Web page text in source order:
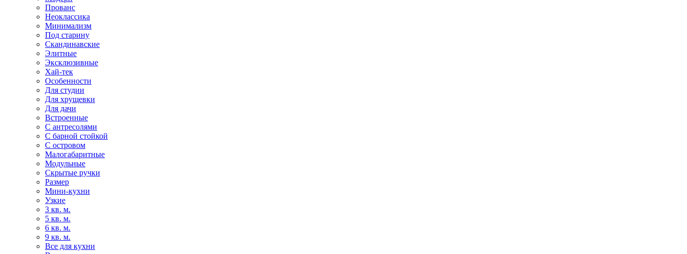
Прованс
Неоклассика
Минимализм
Под старину
Скандинавские
Элитные
Эксклюзивные
Хай-тек
Особенности
Для студии
Для хрущевки
Для дачи
Встроенные
С антресолями
С барной стойкой
С островом
Малогабаритные
Модульные
Скрытые ручки
Размер
Мини-кухни
Узкие
3 кв. м.
5 кв. м.
6 кв. м.
9 кв. м.
Все для кухни